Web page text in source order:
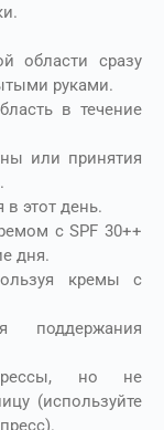
области сразу
руками.
в течение
или принятия
в этот день.
с SPF 30++
дня.
кремы с
поддержания
но не
(используйте